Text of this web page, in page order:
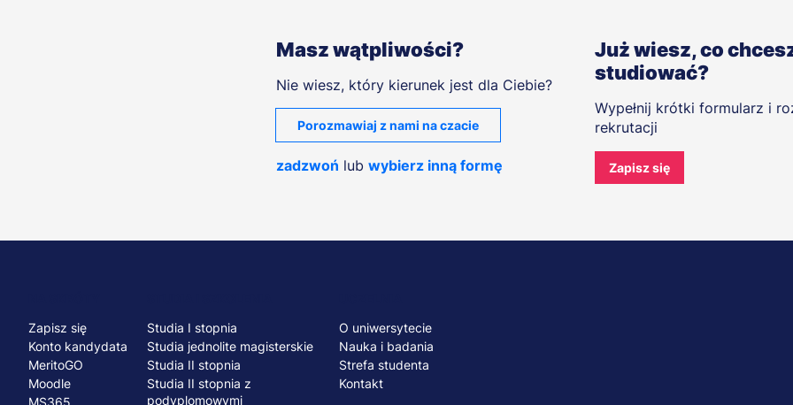
Masz wątpliwości?
Nie wiesz, który kierunek jest dla Ciebie?
Porozmawiaj z nami na czacie
zadzwoń lub wybierz inną formę
Już wiesz, co
studiować?
Wypełnij krótki formularz i
rekrutacji
Zapisz się
Menu
stopka
Zapisz się
Konto kandydata
MeritoGO
Moodle
MS365
Studia I stopnia
Studia jednolite magisterskie
Studia II stopnia
Studia II stopnia z
podyplomowymi
O uniwersytecie
Nauka i badania
Strefa studenta
Kontakt